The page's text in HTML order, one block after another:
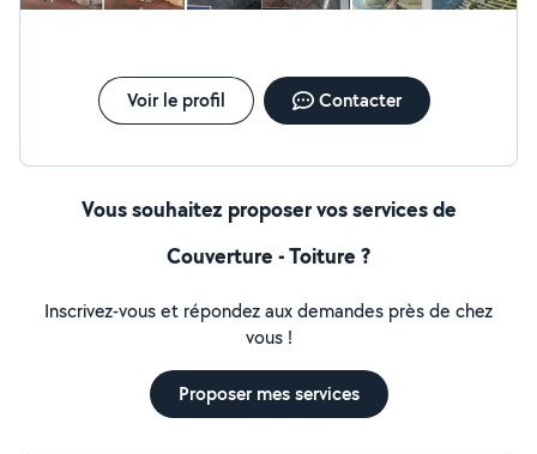
Voir le profil Contacter
Vous souhaitez proposer vos services de
Couverture - Toiture ?
Inscrivez-vous et répondez aux demandes près de chez
vous !
Proposer mes services